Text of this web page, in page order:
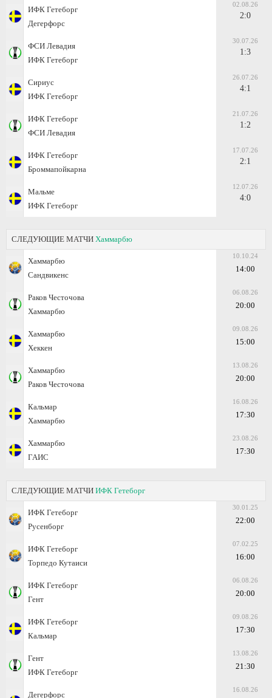
ИФК Гетеборг
Дегерфорс
02.08.26
2:0
ФСИ Левадия
ИФК Гетеборг
30.07.26
1:3
Сириус
ИФК Гетеборг
26.07.26
4:1
ИФК Гетеборг
ФСИ Левадия
21.07.26
1:2
ИФК Гетеборг
Броммапойкарна
17.07.26
2:1
Мальме
ИФК Гетеборг
12.07.26
4:0
СЛЕДУЮЩИЕ МАТЧИ Хаммарбю
Хаммарбю
Сандвикенс
10.10.24
14:00
Раков Честочова
Хаммарбю
06.08.26
20:00
Хаммарбю
Хеккен
09.08.26
15:00
Хаммарбю
Раков Честочова
13.08.26
20:00
Кальмар
Хаммарбю
16.08.26
17:30
Хаммарбю
ГАИС
23.08.26
17:30
СЛЕДУЮЩИЕ МАТЧИ ИФК Гетеборг
ИФК Гетеборг
Русенборг
30.01.25
22:00
ИФК Гетеборг
Торпедо Кутаиси
07.02.25
16:00
ИФК Гетеборг
Гент
06.08.26
20:00
ИФК Гетеборг
Кальмар
09.08.26
17:30
Гент
ИФК Гетеборг
13.08.26
21:30
Дегерфорс
16.08.26